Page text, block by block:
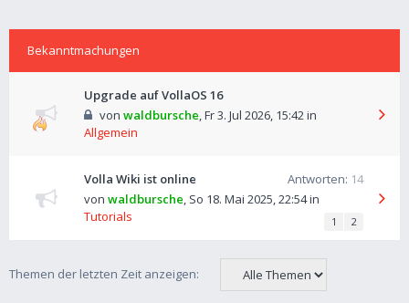
Bekanntmachungen
Upgrade auf VollaOS 16
von waldbursche,Fr 3. Jul 2026, 15:42in
Allgemein
Volla Wiki ist online Antworten: 14
von waldbursche, So 18. Mai 2025, 22:54in
Tutorials
1 2
Themen der letzten Zeit anzeigen: